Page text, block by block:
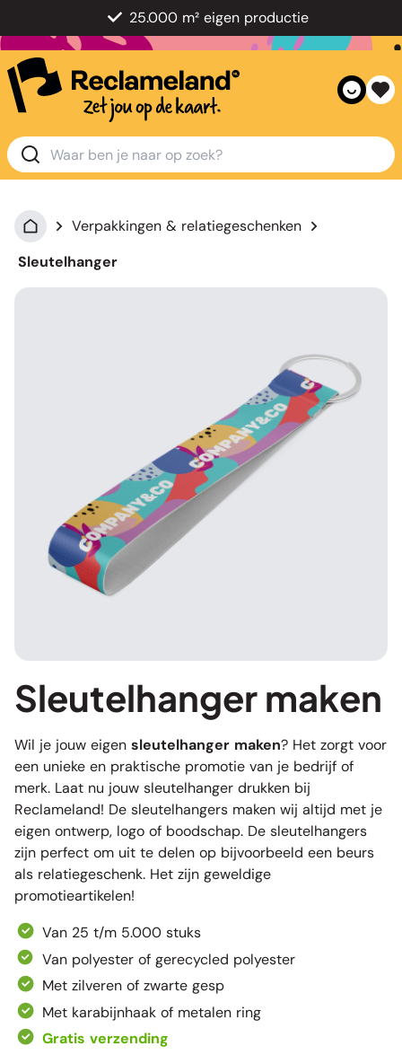
25.000 m² eigen productie
Verpakkingen & relatiegeschenken
Sleutelhanger
Sleutelhanger maken
Wil je jouw eigen sleutelhanger maken? Het zorgt voor
een unieke en praktische promotie van je bedrijf of
merk. Laat nu jouw sleutelhanger drukken bij
Reclameland! De sleutelhangers maken wij altijd met je
eigen ontwerp, logo of boodschap. De sleutelhangers
zijn perfect om uit te delen op bijvoorbeeld een beurs
als relatiegeschenk. Het zijn geweldige
promotieartikelen!
Van 25 t/m 5.000 stuks
Van polyester of gerecycled polyester
Met zilveren of zwarte gesp
Met karabijnhaak of metalen ring
Gratis verzending